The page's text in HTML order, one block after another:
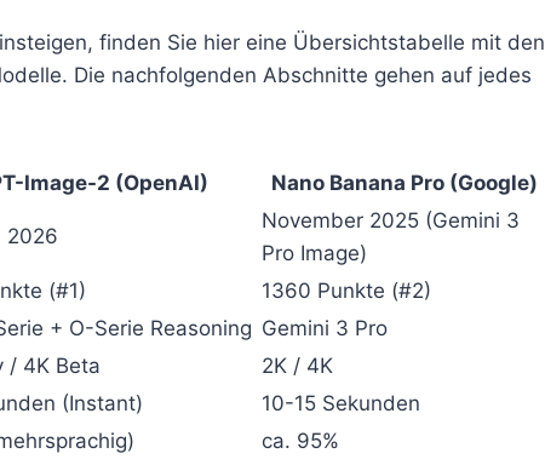
finden Sie hier eine Übersichtstabelle mit den
Die nachfolgenden Abschnitte gehen auf jedes
Image-2 (OpenAI) Nano Banana Pro (Google)
2026
November 2025 (Gemini 3
Pro Image)
(#1)
1360 Punkte (#2)
+ O-Serie Reasoning Gemini 3 Pro
/ 4K Beta
2K / 4K
(Instant)
10-15 Sekunden
ca. 95%